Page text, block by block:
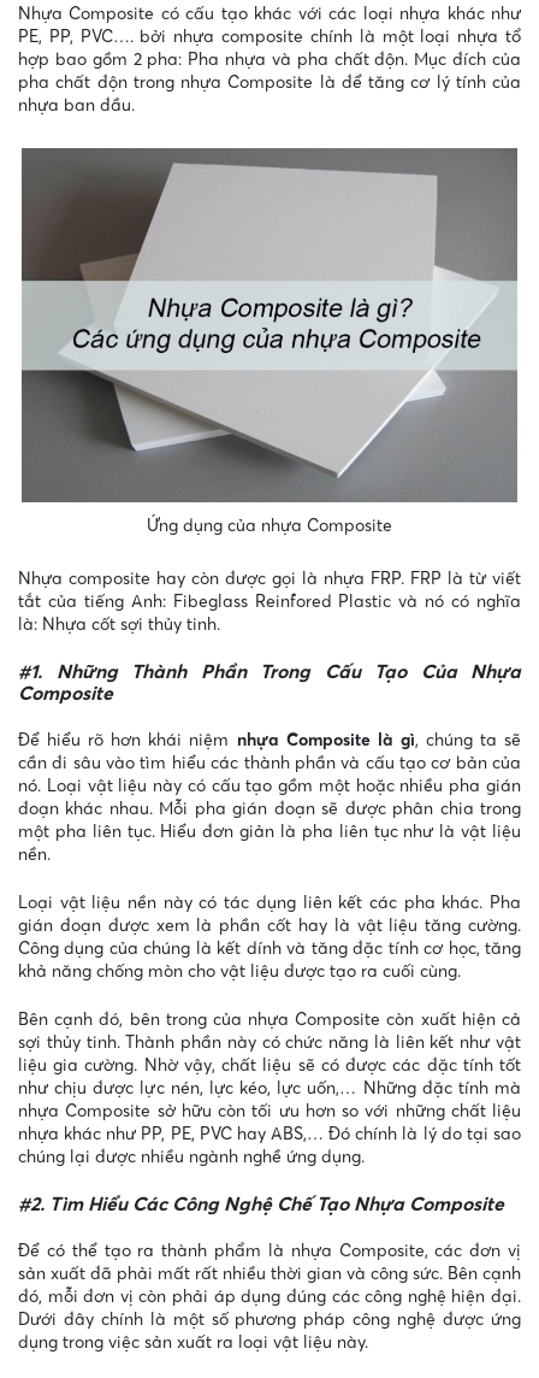
Nhựa Composite có cấu tạo khác với các loại nhựa khác như
PE, PP, PVC…. bởi nhựa composite chính là một loại nhựa tổ
hợp bao gồm 2 pha: Pha nhựa và pha chất độn. Mục đích của
pha chất độn trong nhựa Composite là để tăng cơ lý tính của
nhựa ban đầu.
Ứng dụng của nhựa Composite
Nhựa composite hay còn được gọi là nhựa FRP. FRP là từ viết
tắt của tiếng Anh: Fibeglass Reinfored Plastic và nó có nghĩa
là: Nhựa cốt sợi thủy tinh.
#1. Những Thành Phần Trong Cấu Tạo Của Nhựa
Composite
Để hiểu rõ hơn khái niệm nhựa Composite là gì, chúng ta sẽ
cần đi sâu vào tìm hiểu các thành phần và cấu tạo cơ bản của
nó. Loại vật liệu này có cấu tạo gồm một hoặc nhiều pha gián
đoạn khác nhau. Mỗi pha gián đoạn sẽ được phân chia trong
một pha liên tục. Hiểu đơn giản là pha liên tục như là vật liệu
nền.
Loại vật liệu nền này có tác dụng liên kết các pha khác. Pha
gián đoạn được xem là phần cốt hay là vật liệu tăng cường.
Công dụng của chúng là kết dính và tăng đặc tính cơ học, tăng
khả năng chống mòn cho vật liệu được tạo ra cuối cùng.
Bên cạnh đó, bên trong của nhựa Composite còn xuất hiện cả
sợi thủy tinh. Thành phần này có chức năng là liên kết như vật
liệu gia cường. Nhờ vậy, chất liệu sẽ có được các đặc tính tốt
như chịu được lực nén, lực kéo, lực uốn,… Những đặc tính mà
nhựa Composite sở hữu còn tối ưu hơn so với những chất liệu
nhựa khác như PP, PE, PVC hay ABS,… Đó chính là lý do tại sao
chúng lại được nhiều ngành nghề ứng dụng.
#2. Tìm Hiểu Các Công Nghệ Chế Tạo Nhựa Composite
Để có thể tạo ra thành phẩm là nhựa Composite, các đơn vị
sản xuất đã phải mất rất nhiều thời gian và công sức. Bên cạnh
đó, mỗi đơn vị còn phải áp dụng đúng các công nghệ hiện đại.
Dưới đây chính là một số phương pháp công nghệ được ứng
dụng trong việc sản xuất ra loại vật liệu này.